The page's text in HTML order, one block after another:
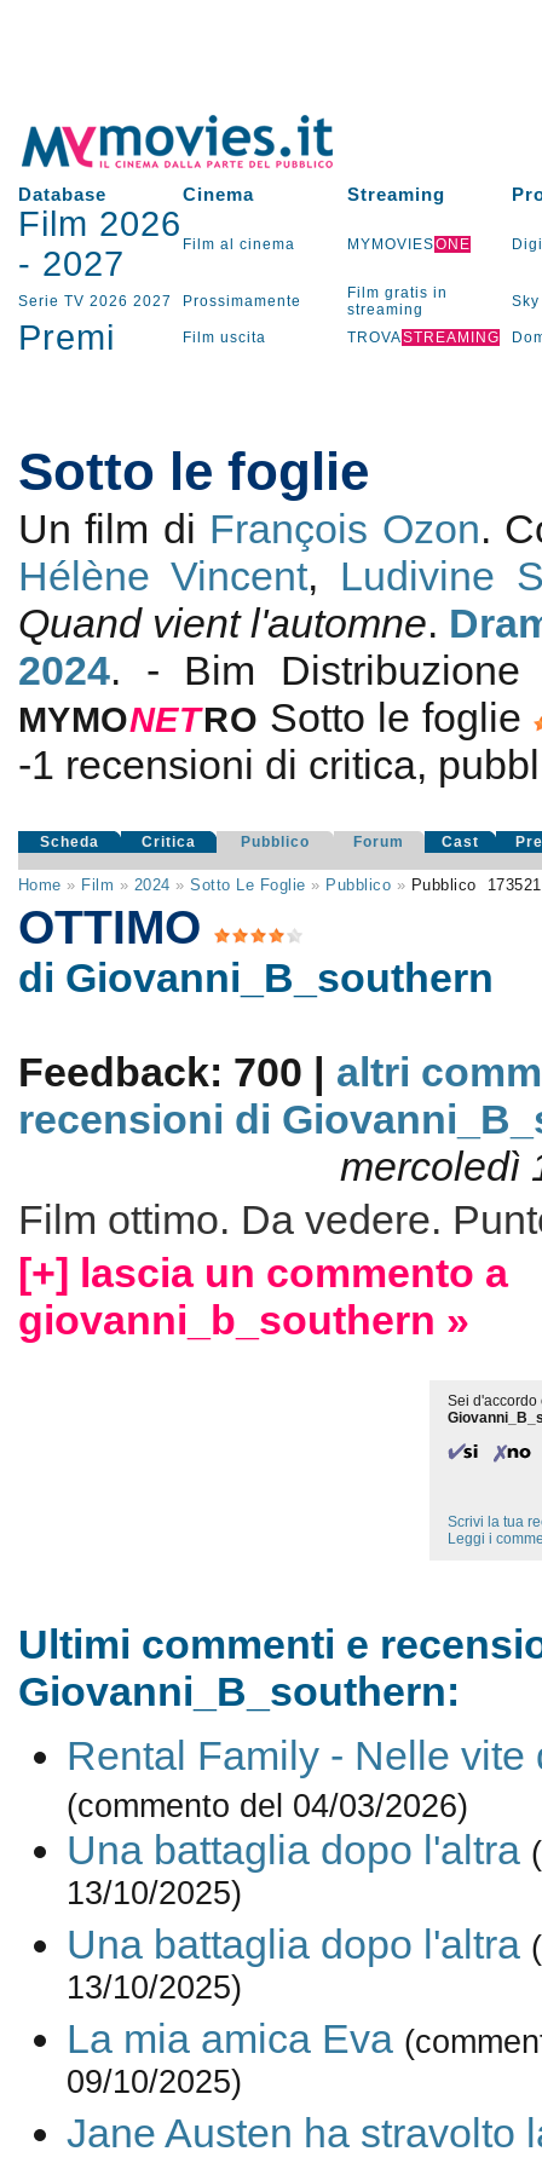
Database Cinema Streaming
Film 2026
- 2027 Film al cinema MYMOVIESONE
Serie TV 2026 2027 Prossimamente
Film gratis in
streaming
Sky
Premi Film uscita TROVASTREAMING
Sotto le foglie
Un film di François Ozon.
Hélène Vincent, Ludivine
Quand vient l'automne.
2024. - Bim
MYMONETRO Sotto le foglie
-1 recensioni di critica,
Scheda Critica Pubblico Forum Cast
Home » Film » 2024 »Sotto Le Foglie » Pubblico » Pubblico
OTTIMO
di Giovanni_B_southern
Feedback: 700 | altri
recensioni di
mercoledì
Film ottimo. Da vedere.
[+] lascia un commento a
giovanni_b_southern »
Sei d'accordo
Scrivi la tua
Leggi i
Ultimi commenti e
Giovanni_B_southern:
Rental Family - Nelle vite
(commento del 04/03/2026)
Una battaglia dopo l'altra
13/10/2025)
Una battaglia dopo l'altra
13/10/2025)
La mia amica Eva
09/10/2025)
Jane Austen ha stravolto